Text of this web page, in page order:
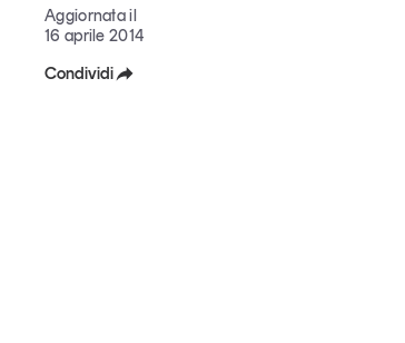
Aggiornata il
16 aprile 2014
Condividi